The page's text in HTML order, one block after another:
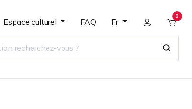
Espace culturel FAQ Fr
0